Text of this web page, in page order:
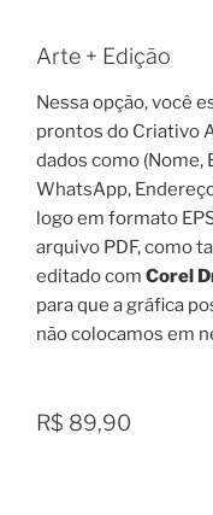
Arte + Edição
Nessa opção, você
prontos do Criativo
dados como (Nome,
WhatsApp,
logo em formato
arquivo PDF, como
editado com Corel
para que a gráfica
não colocamos em
R$ 89,90